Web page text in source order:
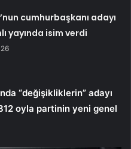
cumhurbaşkanı adayı
yayında isim verdi
“değişikliklerin” adayı
oyla partinin yeni genel